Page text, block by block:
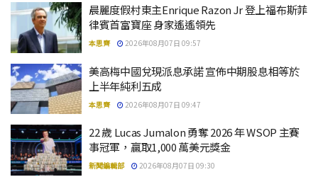
晨麗度假村東主Enrique Razon Jr 登上福布斯菲
律賓首富寶座 身家遙遙領先
本思齊 2026年08月07日 09:57
美高梅中國兌現派息承諾 宣佈中期股息相等於
上半年純利五成
本思齊 2026年08月07日 09:47
22 歲 Lucas Jumalon 勇奪 2026 年 WSOP 主賽
事冠軍，贏取1,000 萬美元獎金
新聞編輯部 2026年08月07日 09:30